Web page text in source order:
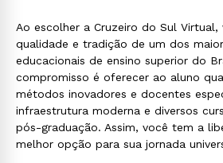
Ao escolher a Cruzeiro do Sul
qualidade e tradição de um dos
educacionais de ensino superior do
compromisso é oferecer ao aluno
métodos inovadores e docentes
infraestrutura moderna e diversos
pós-graduação. Assim, você tem a
melhor opção para sua jornada
Rápido e fácil
WhatsApp
ou